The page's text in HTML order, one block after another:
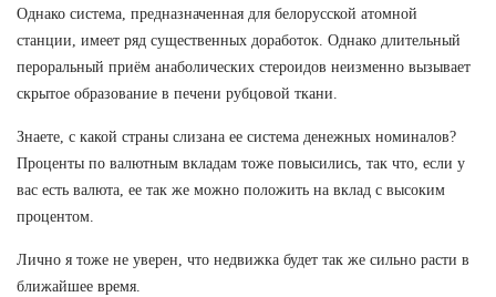
Однако система, предназначенная для белорусской атомной
станции, имеет ряд существенных доработок. Однако длительный
пероральный приём анаболических стероидов неизменно вызывает
скрытое образование в печени рубцовой ткани.
Знаете, с какой страны слизана ее система денежных номиналов?
Проценты по валютным вкладам тоже повысились, так что, если у
вас есть валюта, ее так же можно положить на вклад с высоким
процентом.
Лично я тоже не уверен, что недвижка будет так же сильно расти в
ближайшее время.